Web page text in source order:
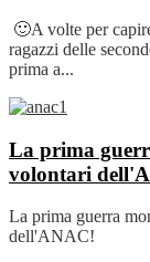
🙂A volte per
ragazzi delle
prima a...
La prima
volontari
La prima guerra
dell'ANAC!